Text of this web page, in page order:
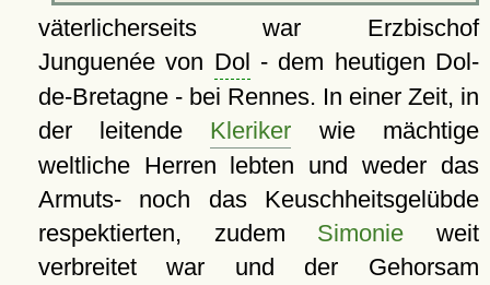
väterlicherseits war Erzbischof
Junguenée von Dol - dem heutigen Dol-
de-Bretagne - bei Rennes. In einer Zeit, in
der leitende Kleriker wie mächtige
weltliche Herren lebten und weder das
Armuts- noch das Keuschheitsgelübde
respektierten, zudem Simonie weit
verbreitet war und der Gehorsam